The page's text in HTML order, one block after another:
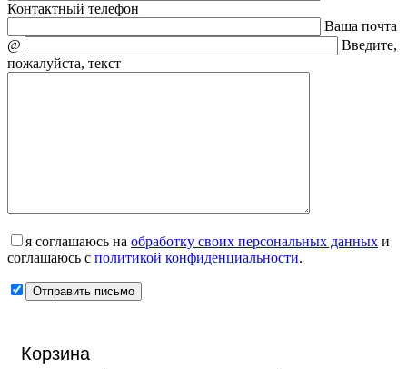
Контактный телефон
Ваша почта
@
Введите,
пожалуйста, текст
я соглашаюсь на обработку своих персональных данных и
соглашаюсь с политикой конфиденциальности.
Корзина